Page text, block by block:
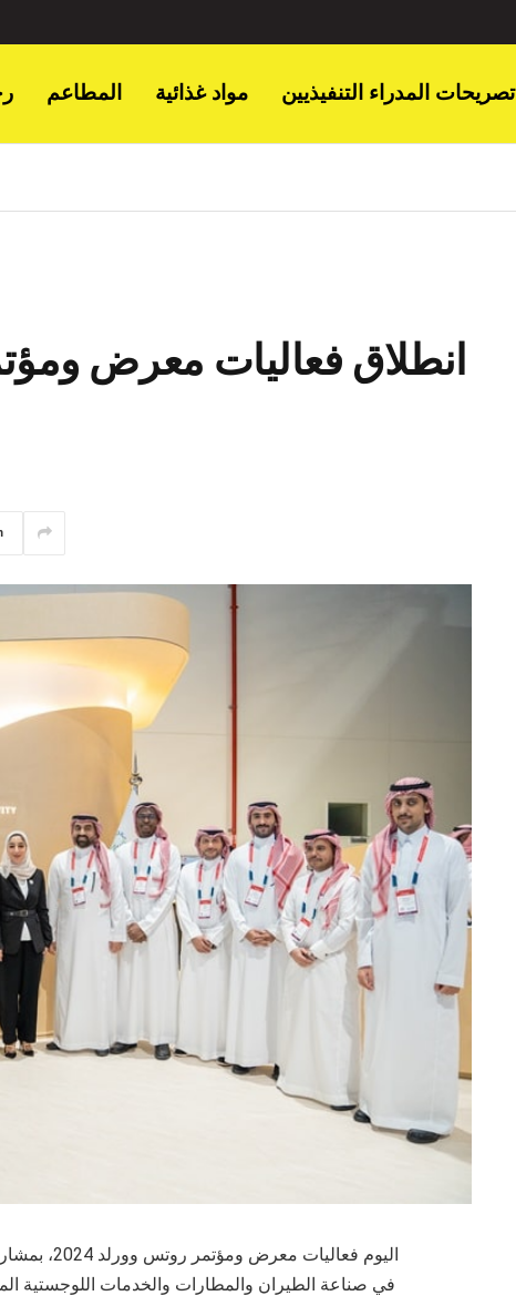
المطاعم مواد غذائية تصريحات المدراء التنفيذيين
اليوم
في صناعة الطيران والمطارات والخدمات اللوجستية